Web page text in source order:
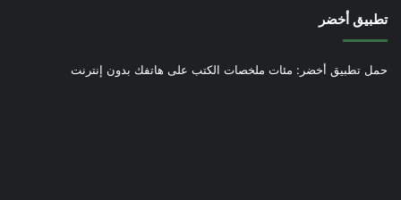
تطبيق أخضر
حمل تطبيق أخضر: مئات ملخصات الكتب على هاتفك بدون إنترنت